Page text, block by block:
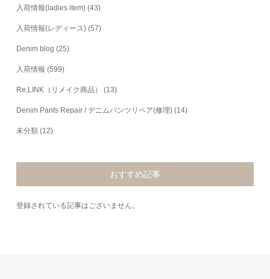
入荷情報(ladies item) (43)
入荷情報(レディース) (57)
Denim blog (25)
入荷情報 (599)
Re,LINK（リメイク商品） (13)
Denim Pants Repair / デニムパンツリペア(修理) (14)
未分類 (12)
おすすめ記事
登録されている記事はございません。